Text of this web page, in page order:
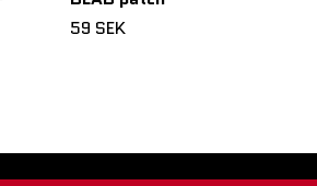
59 SEK